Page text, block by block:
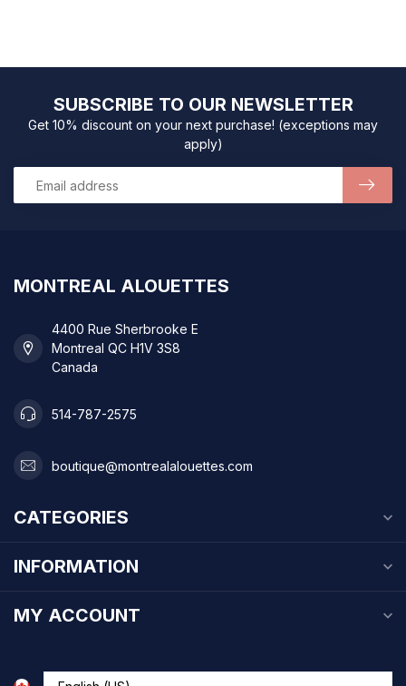
SUBSCRIBE TO OUR NEWSLETTER
Get 10% discount on your next purchase! (exceptions may
apply)
MONTREAL ALOUETTES
4400 Rue Sherbrooke E
Montreal QC H1V 3S8
Canada
514-787-2575
boutique@montrealalouettes.com
CATEGORIES
INFORMATION
MY ACCOUNT